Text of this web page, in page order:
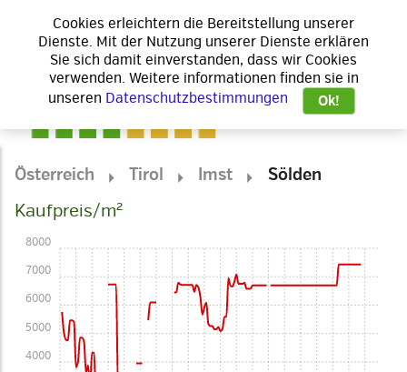
Österreich Tirol Imst
Sölden
Kaufpreis/m²
4000
5000
6000
7000
8000
Cookies erleichtern die Bereitstellung unserer
Dienste. Mit der Nutzung unserer Dienste erklären
Sie sich damit einverstanden, dass wir Cookies
verwenden. Weitere informationen finden sie in
unseren Datenschutzbestimmungen Ok!